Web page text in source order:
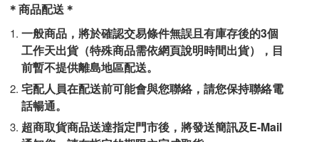
＊商品配送＊
一般商品，將於確認交易條件無誤且有庫存後的3個
工作天出貨（特殊商品需依網頁說明時間出貨），目
前暫不提供離島地區配送。
宅配人員在配送前可能會與您聯絡，請您保持聯絡電
話暢通。
超商取貨商品送達指定門市後，將發送簡訊及E-Mail